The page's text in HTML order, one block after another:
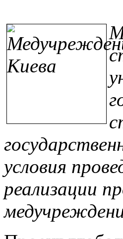
условия
реализации